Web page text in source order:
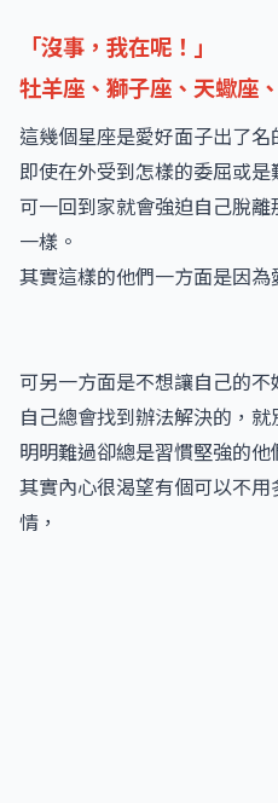
「沒事，我在呢！」
牡羊座、獅子座、天蠍座
這幾個星座是愛好面子出了名
即使在外受到怎樣的委屈或是
可一回到家就會強迫自己脫
一樣。
其實這樣的他們一方面是因為
可另一方面是不想讓自己的不
自己總會找到辦法解決的，就
明明難過卻總是習慣堅強的他
其實內心很渴望有個可以不
情，